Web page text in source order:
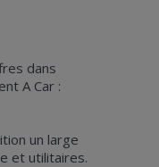
dans
A Car :
un large
et utilitaires.